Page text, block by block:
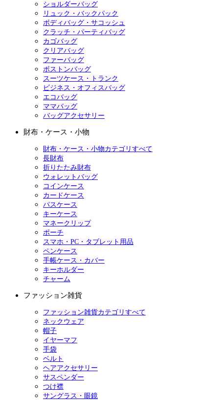
ショルダーバッグ
リュック・バックパック
ボディバッグ・サコッシュ
クラッチ・パーティバッグ
カゴバッグ
クリアバッグ
ファーバッグ
ボストンバッグ
スーツケース・トランク
ビジネス・オフィスバッグ
エコバッグ
ママバッグ
バッグアクセサリー
財布・ケース・小物
財布・ケース・小物カテゴリすべて
長財布
折りたたみ財布
ウォレットバッグ
コインケース
カードケース
パスケース
キーケース
マネークリップ
ポーチ
スマホ・PC・タブレット用品
ペンケース
手帳ケース・カバー
キーホルダー
チャーム
ファッション雑貨
ファッション雑貨カテゴリすべて
ネックウェア
帽子
イヤーマフ
手袋
ベルト
ヘアアクセサリー
サスペンダー
つけ襟
サングラス・眼鏡